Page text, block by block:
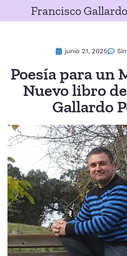
Francisco
junio 21, 2025
Poesía para un
Nuevo libro
Gallardo